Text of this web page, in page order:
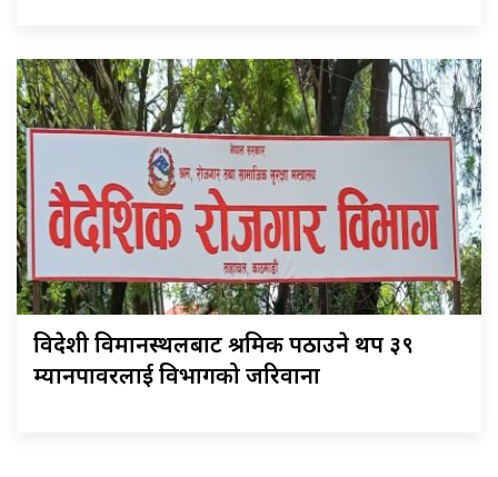
विदेशी विमानस्थलबाट श्रमिक पठाउने थप ३९
म्यानपावरलाई विभागको जरिवाना